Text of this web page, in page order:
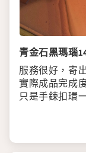
青金石黑瑪瑙
服務很好，寄
實際成品完成
只是手鍊扣環